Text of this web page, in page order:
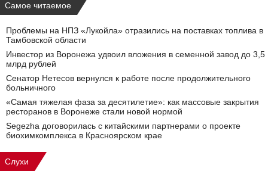
Самое читаемое
Проблемы на НПЗ «Лукойла» отразились на поставках топлива в
Тамбовской области
Инвестор из Воронежа удвоил вложения в семенной завод до 3,5
млрд рублей
Сенатор Нетесов вернулся к работе после продолжительного
больничного
«Самая тяжелая фаза за десятилетие»: как массовые закрытия
ресторанов в Воронеже стали новой нормой
Segezha договорилась с китайскими партнерами о проекте
биохимкомплекса в Красноярском крае
Слухи